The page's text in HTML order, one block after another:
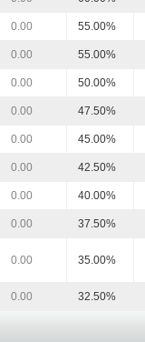
0.00 55.00%
0.00 55.00%
0.00 50.00%
0.00 47.50%
0.00 45.00%
0.00 42.50%
0.00 40.00%
0.00 37.50%
0.00 35.00%
0.00 32.50%